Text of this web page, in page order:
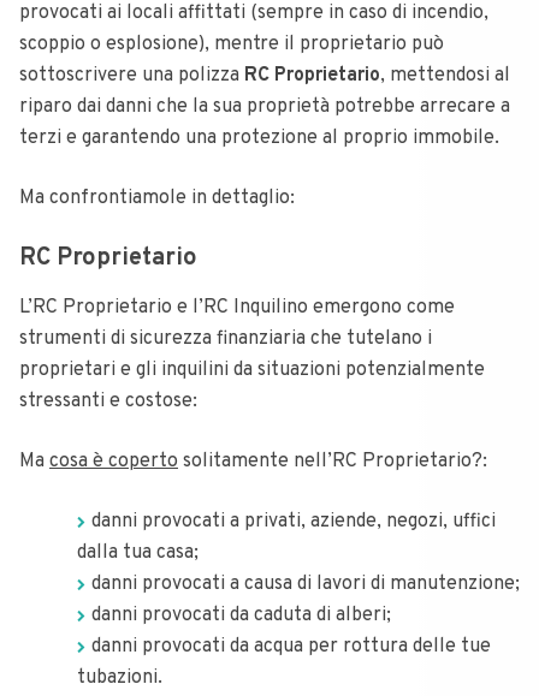
provocati ai locali affittati (sempre in caso di incendio,
scoppio o esplosione), mentre il proprietario può
sottoscrivere una polizza RC Proprietario, mettendosi al
riparo dai danni che la sua proprietà potrebbe arrecare a
terzi e garantendo una protezione al proprio immobile.
Ma confrontiamole in dettaglio:
RC Proprietario
L’RC Proprietario e l’RC Inquilino emergono come
strumenti di sicurezza finanziaria che tutelano i
proprietari e gli inquilini da situazioni potenzialmente
stressanti e costose:
Ma cosa è coperto solitamente nell’RC Proprietario?:
danni provocati a privati, aziende, negozi, uffici
dalla tua casa;
danni provocati a causa di lavori di manutenzione;
danni provocati da caduta di alberi;
danni provocati da acqua per rottura delle tue
tubazioni.